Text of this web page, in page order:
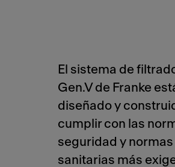
El sistema de
Gen.V de Franke
diseñado y
cumplir con las
seguridad y normas
sanitarias más